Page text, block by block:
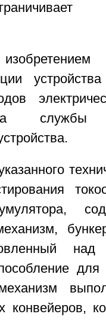
над
для
механизм
конвейеров,